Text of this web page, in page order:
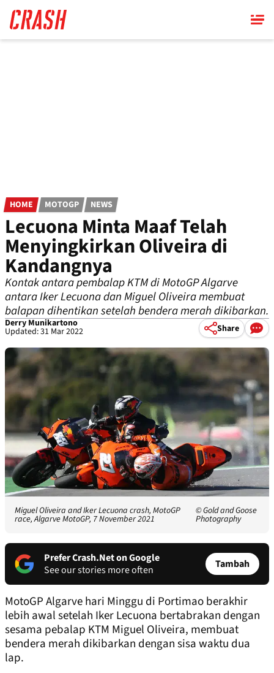
main
content
HOME MOTOGP NEWS
Lecuona Minta Maaf Telah
Menyingkirkan Oliveira di
Kandangnya
Kontak antara pembalap KTM di MotoGP Algarve
antara Iker Lecuona dan Miguel Oliveira membuat
balapan dihentikan setelah bendera merah dikibarkan.
Derry Munikartono
Updated: 31 Mar 2022 Share
Miguel Oliveira and Iker Lecuona crash, MotoGP
race, Algarve MotoGP, 7 November 2021
© Gold and Goose
Photography
Prefer Crash.Net on Google
See our stories more often
Tambah
MotoGP Algarve hari Minggu di Portimao berakhir
lebih awal setelah Iker Lecuona bertabrakan dengan
sesama pebalap KTM Miguel Oliveira, membuat
bendera merah dikibarkan dengan sisa waktu dua
lap.